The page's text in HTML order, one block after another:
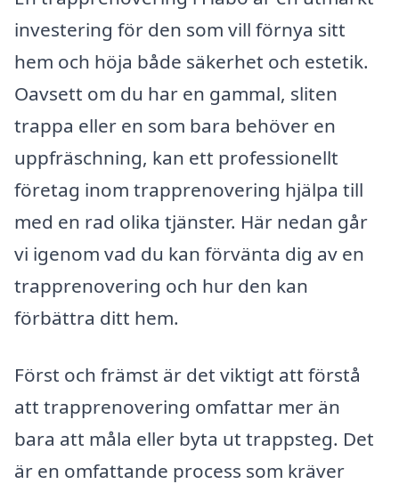
investering för den som vill förnya sitt
hem och höja både säkerhet och estetik.
Oavsett om du har en gammal, sliten
trappa eller en som bara behöver en
uppfräschning, kan ett professionellt
företag inom trapprenovering hjälpa till
med en rad olika tjänster. Här nedan går
vi igenom vad du kan förvänta dig av en
trapprenovering och hur den kan
förbättra ditt hem.
Först och främst är det viktigt att förstå
att trapprenovering omfattar mer än
bara att måla eller byta ut trappsteg. Det
är en omfattande process som kräver